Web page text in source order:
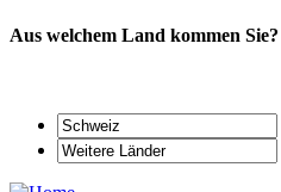
Aus welchem Land kommen Sie?